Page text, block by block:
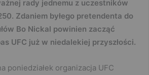
rady jednemu z uczestników
Zdaniem byłego pretendenta do
Bo Nickal powinien zacząć
UFC już w niedalekiej przyszłości.
poniedziałek organizacja UFC